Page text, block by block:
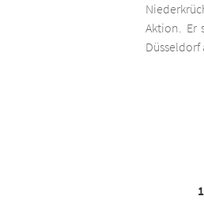
Aktion. Er
Düsseldorf